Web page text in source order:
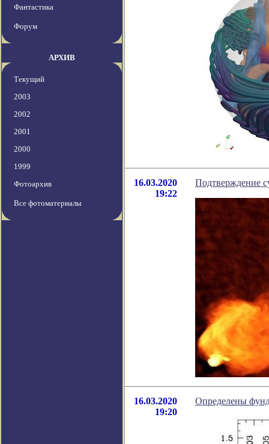
Фантастика
Форум
АРХИВ
Текущий
2003
2002
2001
2000
1999
Фотоархив
Все фотоматериалы
16.03.2020
19:22
Подтверждение
16.03.2020
19:20
Определены